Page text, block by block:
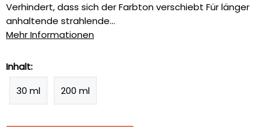
Verhindert, dass sich der Farbton verschiebt Für länger
anhaltende strahlende...
Mehr Informationen
Inhalt:
30 ml
200 ml